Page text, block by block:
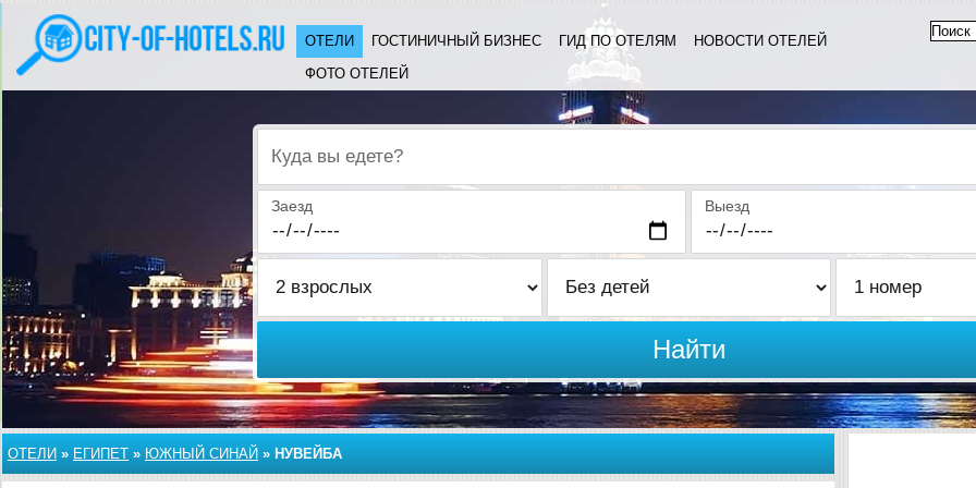
ОТЕЛИ ГОСТИНИЧНЫЙ БИЗНЕС ГИД ПО ОТЕЛЯМ
НОВОСТИ ОТЕЛЕЙ
ФОТО ОТЕЛЕЙ
Куда вы едете?
Заезд Выезд
Найти
ОТЕЛИ » ЕГИПЕТ » ЮЖНЫЙ СИНАЙ » НУВЕЙБА